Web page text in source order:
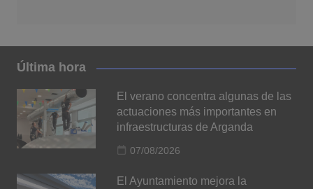
Última hora
El verano concentra algunas de las
actuaciones más importantes en
infraestructuras de Arganda
07/08/2026
El Ayuntamiento mejora la